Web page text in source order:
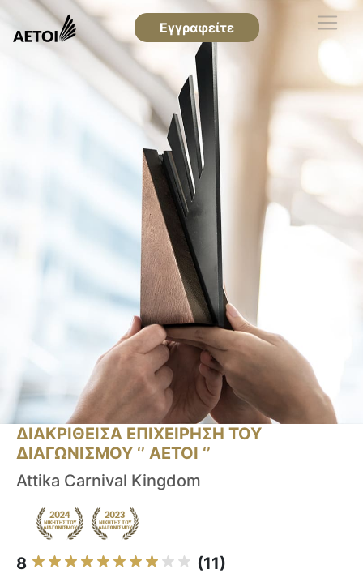
Εγγραφείτε
ΔΙΑΚΡΙΘΕΙΣΑ ΕΠΙΧΕΙΡΗΣΗ ΤΟΥ
ΔΙΑΓΩΝΙΣΜΟΥ ‘’ ΑΕΤΟΙ ‘’
Attika Carnival Kingdom
8 (11)